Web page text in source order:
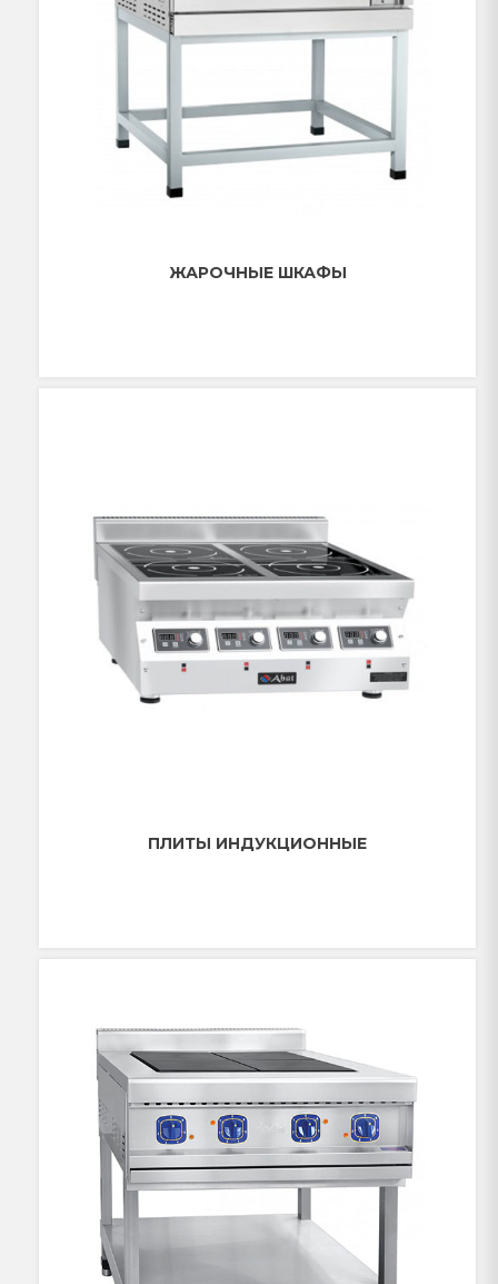
ЖАРОЧНЫЕ ШКАФЫ
ПЛИТЫ ИНДУКЦИОННЫЕ